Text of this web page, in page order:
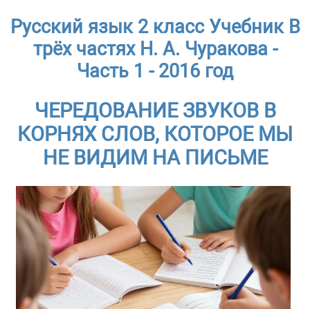
Русский язык 2 класс Учебник В
трёх частях Н. А. Чуракова -
Часть 1 - 2016 год
ЧЕРЕДОВАНИЕ ЗВУКОВ В
КОРНЯХ СЛОВ, КОТОРОЕ МЫ
НЕ ВИДИМ НА ПИСЬМЕ